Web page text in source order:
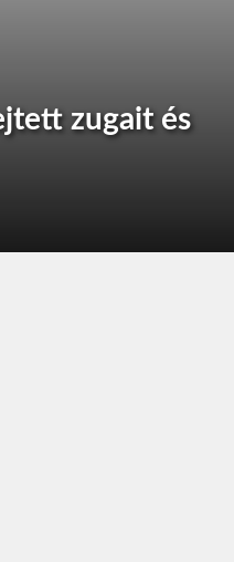
zugait és